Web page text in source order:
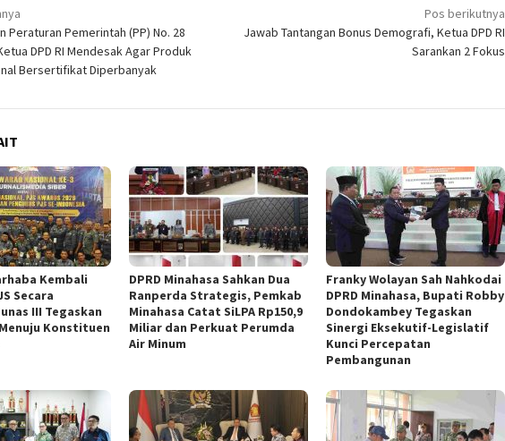
Peraturan Pemerintah (PP) No. 28
DPD RI Mendesak Agar Produk
Bersertifikat Diperbanyak
Pos berikutnya
Jawab Tantangan Bonus Demografi, Ketua DPD RI
Sarankan 2 Fokus
Kembali
Secara
III Tegaskan
Konstituen
DPRD Minahasa Sahkan Dua
Ranperda Strategis, Pemkab
Minahasa Catat SiLPA Rp150,9
Miliar dan Perkuat Perumda
Air Minum
Franky Wolayan Sah Nahkodai
DPRD Minahasa, Bupati Robby
Dondokambey Tegaskan
Sinergi Eksekutif-Legislatif
Kunci Percepatan
Pembangunan